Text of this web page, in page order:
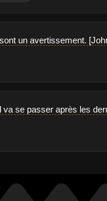
un avertissement.
va se passer après les